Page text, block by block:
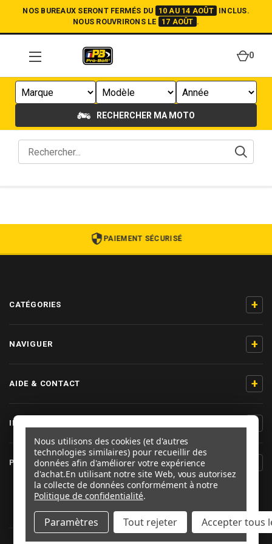
NOS BUREAUX SERONT FERMÉS DU 10 AU 14 AOÛT
INCLUS.
NOUS ROUVRIRONS LE
17 AOÛT .
0
RECHERCHER MA MOTO
PAIEMENT SÉCURISÉ
CATÉGORIES +
NAVIGUER +
AIDE & CONTACT +
INFORMATIONS PRODUIT
PRO-BOLT FRANCE
SUIVEZ-NOUS
Nous utilisons des cookies (et d'autres
technologies similaires) pour recueillir des
données afin d'améliorer votre expérience
d'achat.En utilisant notre site Web, vous autorisez
la collecte de données conformément à notre
Politique de confidentialité.
Paramètres Tout rejeter Accepter tous